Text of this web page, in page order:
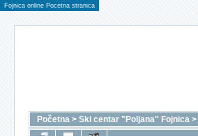
Fojnica online Pocetna stranica
Početna > Ski centar "Poljana" Fojnica >